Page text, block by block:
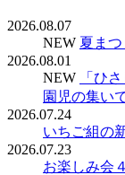
2026.08.07
NEW 夏まつ
2026.08.01
NEW
「ひ
園児の集い
2026.07.24
いちご組の
2026.07.23
お楽しみ会